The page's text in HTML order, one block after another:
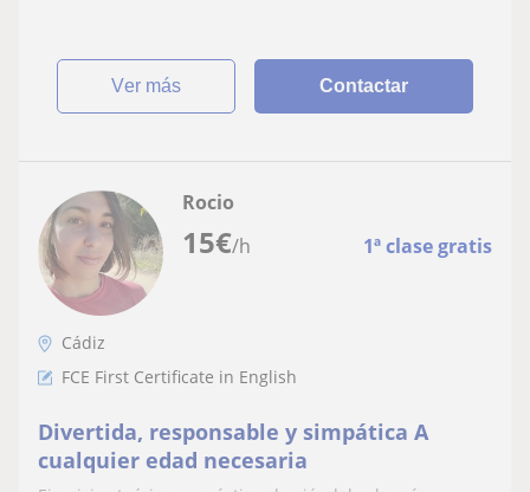
ver más Contactar
15€/h 1ª clase gratis
Rocio
Cádiz
FCE First Certificate in English
Divertida, responsable y simpática A
cualquier edad necesaria